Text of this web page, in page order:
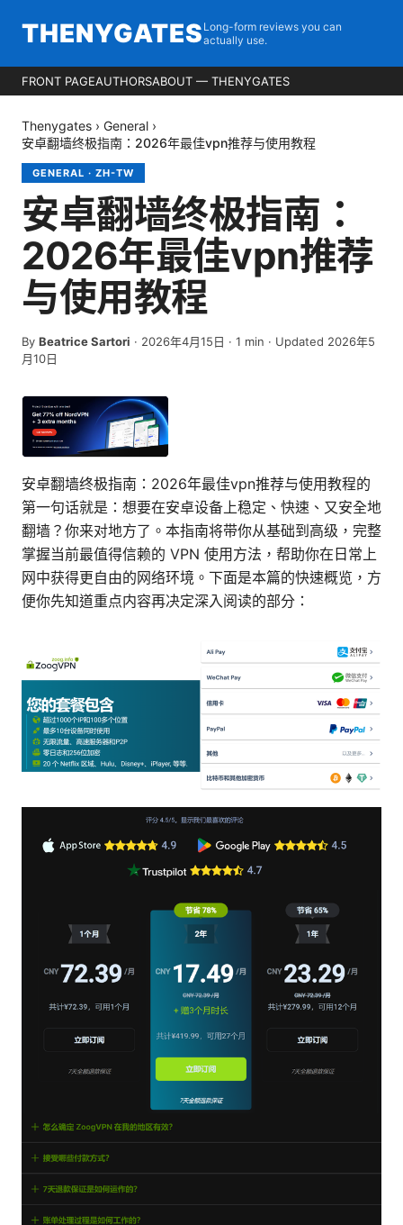
THENYGATES Long-form reviews you can
actually use.
FRONT PAGEAUTHORSABOUT — THENYGATES
Thenygates › General ›
安卓翻墙终极指南：2026年最佳vpn推荐与使用教程
GENERAL · ZH-TW
安卓翻墙终极指南：
2026年最佳vpn推荐
与使用教程
By Beatrice Sartori · 2026年4月15日 · 1 min · Updated 2026年5
月10日
安卓翻墙终极指南：2026年最佳vpn推荐与使用教程的
第一句话就是：想要在安卓设备上稳定、快速、又安全地
翻墙？你来对地方了。本指南将带你从基础到高级，完整
掌握当前最值得信赖的 VPN 使用方法，帮助你在日常上
网中获得更自由的网络环境。下面是本篇的快速概览，方
便你先知道重点内容再决定深入阅读的部分：